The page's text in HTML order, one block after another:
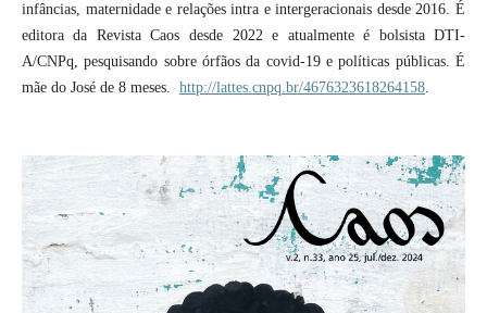
infâncias, maternidade e relações intra e intergeracionais desde 2016. É
editora da Revista Caos desde 2022 e atualmente é bolsista DTI-
A/CNPq, pesquisando sobre órfãos da covid-19 e políticas públicas. É
mãe do José de 8 meses. http://lattes.cnpq.br/4676323618264158.